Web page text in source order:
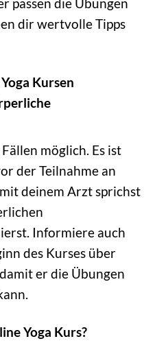
dir wertvolle Tipps
Kursen
möglich. Es ist
der Teilnahme an
mit deinem Arzt sprichst
Informiere auch
des Kurses über
er die Übungen
Yoga Kurs?